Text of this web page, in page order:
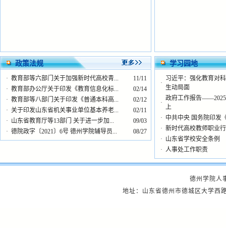
政策法规
· 教育部等六部门关于加强新时代高校青...
11/11
· 教育部办公厅关于印发《教育信息化标...
02/14
· 教育部等八部门关于印发《普通本科高...
02/12
· 关于印发山东省机关事业单位基本养老...
02/11
· 山东省教育厅等13部门 关于进一步加...
09/03
· 德院政字〔2021〕6号 德州学院辅导员... 08/27
学习园地
·
习近平：强化教育对
生动局面
·
政府工作报告——2025
上
· 中共中央 国务院印发
· 新时代高校教师职业
· 山东省学校安全条例
· 人事处工作职责
德州学院人
地址：山东省德州市德城区大学西